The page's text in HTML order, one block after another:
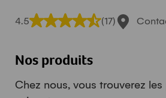
4.5 (17)
Nos produits
Chez nous, vous trouverez